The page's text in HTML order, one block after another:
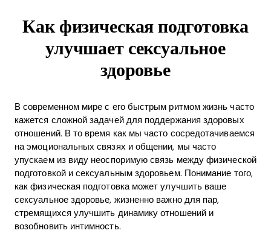
Как физическая подготовка
улучшает сексуальное
здоровье
В современном мире с его быстрым ритмом жизнь часто
кажется сложной задачей для поддержания здоровых
отношений. В то время как мы часто сосредотачиваемся
на эмоциональных связях и общении, мы часто
упускаем из виду неоспоримую связь между физической
подготовкой и сексуальным здоровьем. Понимание того,
как физическая подготовка может улучшить ваше
сексуальное здоровье, жизненно важно для пар,
стремящихся улучшить динамику отношений и
возобновить интимность.